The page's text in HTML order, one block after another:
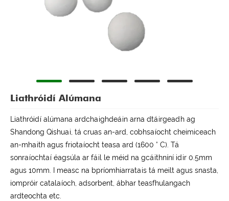
Liathróidí Alúmana
Liathróidí alúmana ardchaighdeáin arna dtáirgeadh ag
Shandong Qishuai, tá cruas an-ard, cobhsaíocht cheimiceach
an-mhaith agus friotaíocht teasa ard (1600 ° C). Tá
sonraíochtaí éagsúla ar fáil le méid na gcáithníní idir 0.5mm
agus 10mm. I measc na bpríomhiarratais tá meilt agus snasta,
iompróir catalaíoch, adsorbent, ábhar teasfhulangach
ardteochta etc.